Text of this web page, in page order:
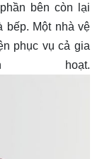
bên còn lại
bếp. Một nhà vệ
phục vụ cả gia
hoạt.